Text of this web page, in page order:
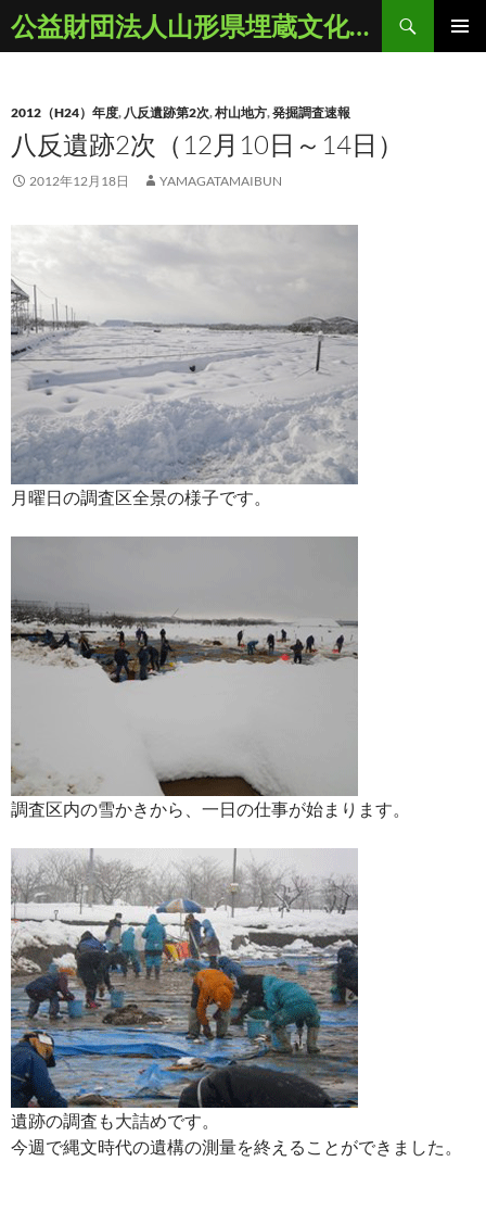
ン
ツ
公益財団法人山形県埋蔵文化財センター
検
索
2012（H24）年度, 八反遺跡第2次,村山地方,発掘調査速報
八反遺跡2次（12月10日～14日）
2012年12月18日 YAMAGATAMAIBUN
月曜日の調査区全景の様子です。
調査区内の雪かきから、一日の仕事が始まります。
遺跡の調査も大詰めです。
今週で縄文時代の遺構の測量を終えることができました。